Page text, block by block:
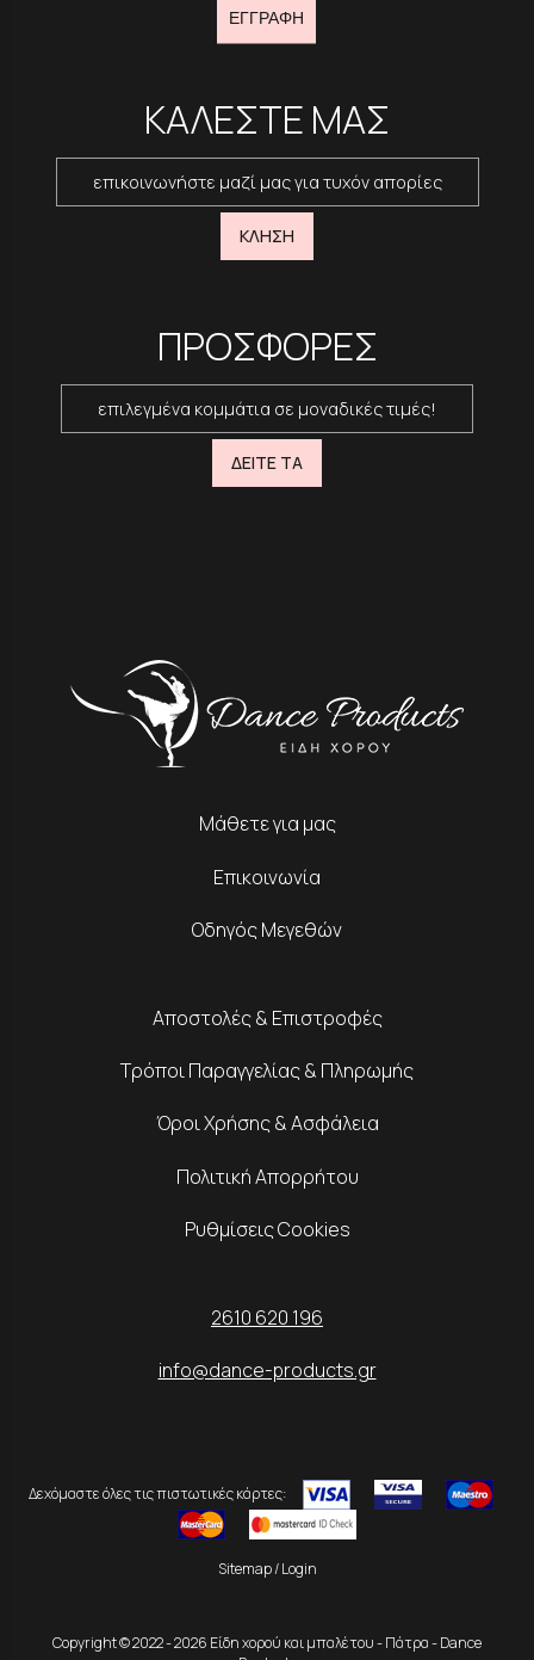
ΕΓΓΡΑΦΗ
ΚΑΛΕΣΤΕ ΜΑΣ
επικοινωνήστε μαζί μας για τυχόν απορίες
ΚΛΗΣΗ
ΠΡΟΣΦΟΡΕΣ
επιλεγμένα κομμάτια σε μοναδικές τιμές!
ΔΕΙΤΕ ΤΑ
Μάθετε για μας
Επικοινωνία
Οδηγός Μεγεθών
Αποστολές & Επιστροφές
Τρόποι Παραγγελίας & Πληρωμής
Όροι Χρήσης & Ασφάλεια
Πολιτική Απορρήτου
Ρυθμίσεις Cookies
2610 620 196
info@dance-products.gr
Δεχόμαστε όλες τις πιστωτικές κάρτες:
Sitemap/Login
Copyright © 2022 - 2026 Είδη χορού και μπαλέτου - Πάτρα - Dance